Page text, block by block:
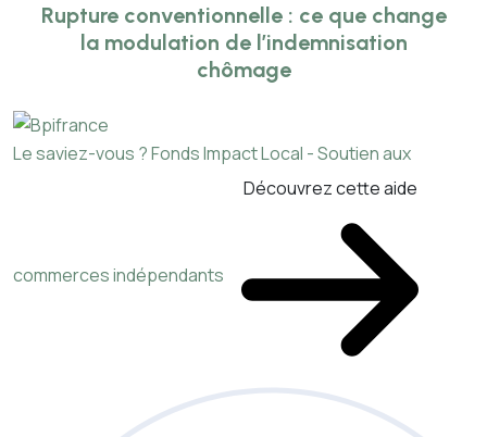
Rupture conventionnelle : ce que change
la modulation de l’indemnisation
chômage
Le saviez-vous ?Fonds Impact Local - Soutien aux
commerces indépendants
Découvrez cette aide